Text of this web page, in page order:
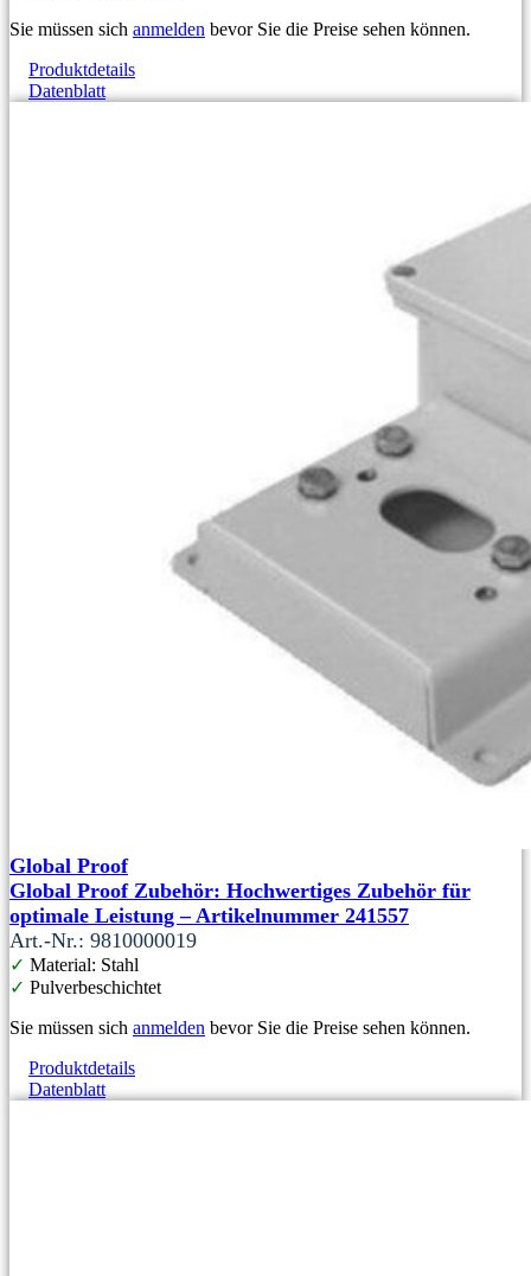
Sie müssen sich anmelden bevor Sie die Preise sehen können.
Produktdetails
Datenblatt
Global Proof
Global Proof Zubehör: Hochwertiges Zubehör für
optimale Leistung – Artikelnummer 241557
Art.-Nr.: 9810000019
✓ Material: Stahl
✓ Pulverbeschichtet
Sie müssen sich anmelden bevor Sie die Preise sehen können.
Produktdetails
Datenblatt